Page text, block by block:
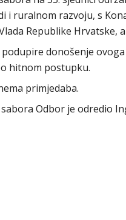
ruralnom razvoju, s
Republike Hrvatske,
donošenje
hitnom postupku.
primjedaba.
Odbor je odredio